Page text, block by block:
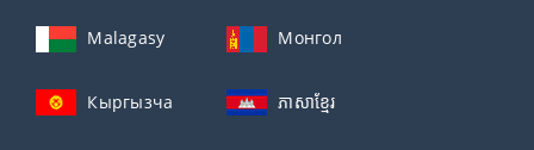
Malagasy Монгол
Кыргызча ភាសាខ្មែរ